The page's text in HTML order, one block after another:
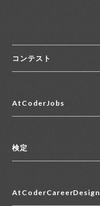
コンテスト
コンテスト一覧
便利リンク集
AtCoderJobs
2027年新卒採用求人一覧
中途採用求人一覧
検定
マイページ
AtCoderCareerDesign